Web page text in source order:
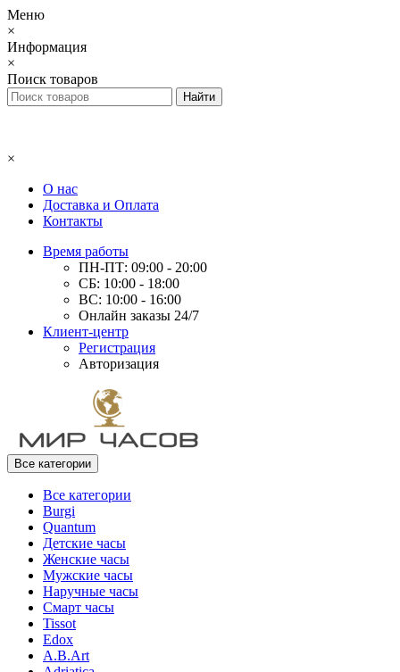
Меню
×
Информация
×
Поиск товаров
×
О нас
Доставка и Оплата
Контакты
Время работы
ПН-ПТ: 09:00 - 20:00
СБ: 10:00 - 18:00
ВС: 10:00 - 16:00
Онлайн заказы 24/7
Клиент-центр
Регистрация
Авторизация
Все категории
Все категории
Burgi
Quantum
Детские часы
Женские часы
Мужские часы
Наручные часы
Смарт часы
Tissot
Edox
A.B.Art